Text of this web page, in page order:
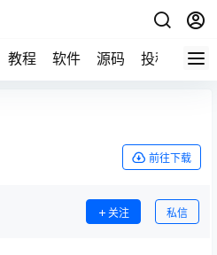
教程 软件 源码 投稿 关于
前往下载
关注 私信